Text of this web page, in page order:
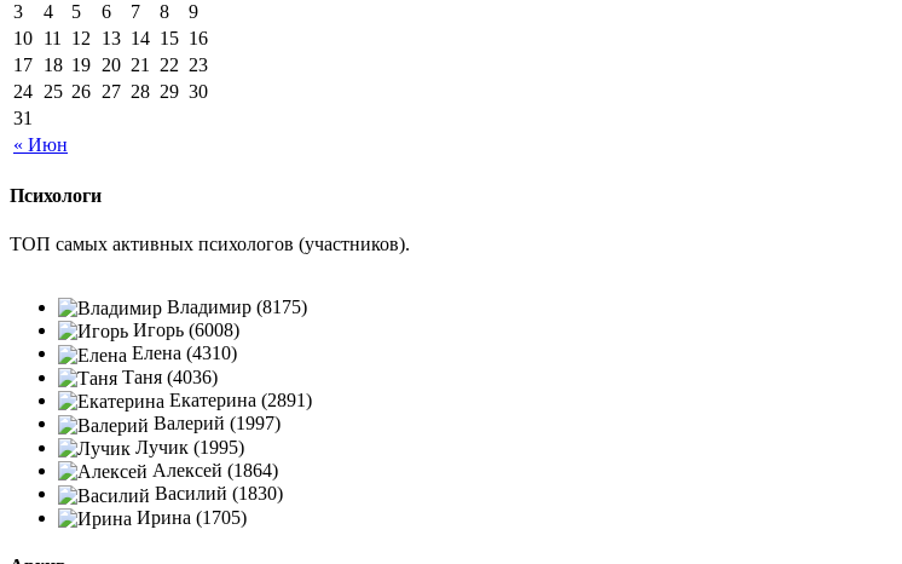
« Июн
3
4 5 6 7 8
9
10 11 12 13 14 15 16
17 18 19 20 21 22 23
24 25 26 27 28 29 30
31
Психологи
ТОП самых активных психологов (участников).
Владимир (8175)
Игорь (6008)
Елена (4310)
Таня (4036)
Екатерина (2891)
Валерий (1997)
Лучик (1995)
Алексей (1864)
Василий (1830)
Ирина (1705)